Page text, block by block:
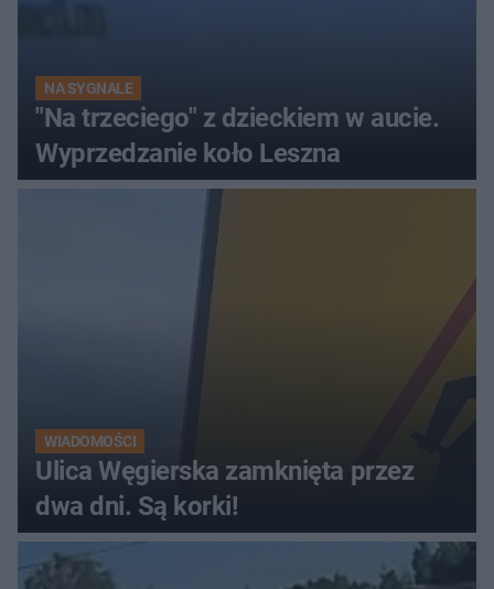
NA SYGNALE
"Na trzeciego" z dzieckiem w aucie.
Wyprzedzanie koło Leszna
WIADOMOŚCI
Ulica Węgierska zamknięta przez
dwa dni. Są korki!